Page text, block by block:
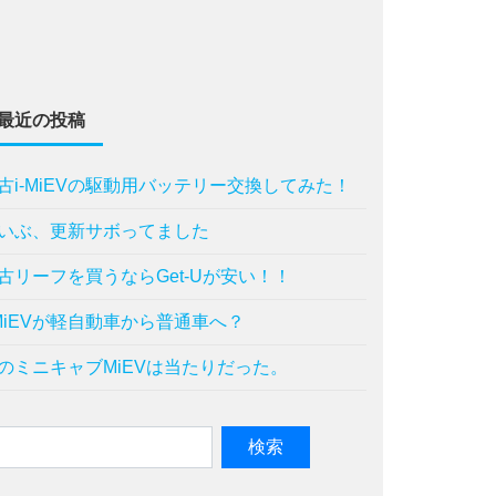
近の投稿
i-MiEVの駆動用バッテリー交換してみた！
ぶ、更新サボってました
リーフを買うならGet-Uが安い！！
が軽自動車から普通車へ？
ミニキャブMiEVは当たりだった。